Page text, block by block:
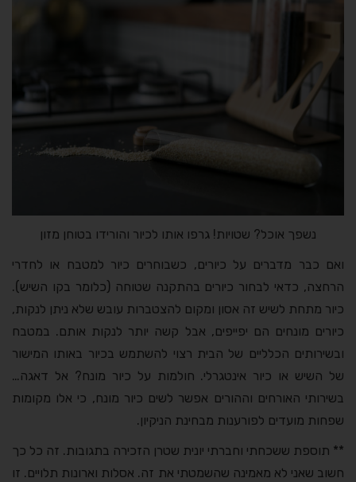
נשפך אוכל? שטויות! גרפו אותו לכיור והורידו בטוחן מזון
ואם כבר מדברים על כיורים, כשבוחרים כיור למטבח או לחדרי
הרחצה, כדאי לבחור כיורים בהתקנה שטוחה (כלומר בקו השיש).
כיור מתחת לשיש זה אסון ומקום להצטברות עובש שלא ניתן לנקות,
כיורים מונחים הם יפייפים, אבל קשה יותר לנקות אותם. במטבח
ובשירותים הכלליים של הבית רצוי להשתמש בכיור באותו המישור
של השיש או כיור אינטגרלי. חולמות על כיור מונח? אל דאגה…
בשירותי האורחים וההורים אפשר לשים כיור מונח, כי אלו מקומות
שפחות מועדים לפורענות מבחינת הניקיון.
** תוספת ששכחתי וחברתי יונית שטרן הזכירה בתגובות. זה כל כך
חשוב שאני לא מאמינה שהשמטתי את זה. אסלות וארונות תלויים. זו